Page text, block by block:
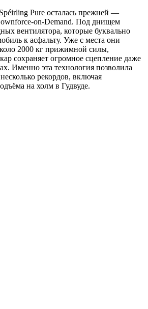
Pure осталась прежней —
on-Demand. Под днищем
вентилятора, которые буквально
к асфальту. Уже с места они
2000 кг прижимной силы,
сохраняет огромное сцепление даже
Именно эта технология позволила
рекордов, включая
на холм в Гудвуде.